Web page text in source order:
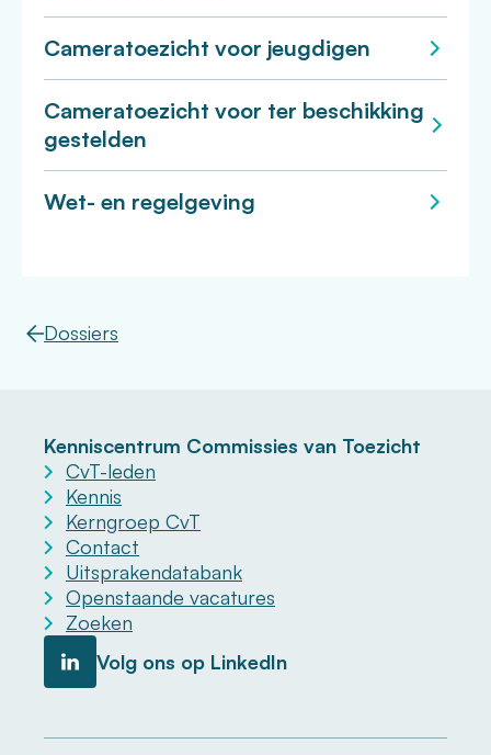
Cameratoezicht voor jeugdigen
Cameratoezicht voor ter beschikking
gestelden
Wet- en regelgeving
Dossiers
Kenniscentrum Commissies van Toezicht
CvT-leden
Kennis
Kerngroep CvT
Contact
Uitsprakendatabank
Openstaande vacatures
Zoeken
Volg ons op LinkedIn